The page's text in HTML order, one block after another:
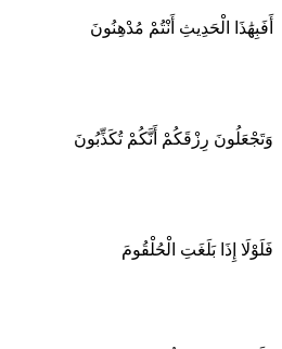
أَفَبِهَٰذَا الْحَدِيثِ أَنْتُمْ مُدْهِنُونَ
وَتَجْعَلُونَ رِزْقَكُمْ أَنَّكُمْ تُكَذِّبُونَ
فَلَوْلَا إِذَا بَلَغَتِ الْحُلْقُومَ